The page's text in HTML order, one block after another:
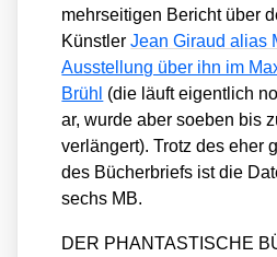
mehr­sei­ti­gen Bericht über
Künst­lerJean Giraud ali­as
Aus­stel­lung über ihn im
Brühl (die läuft eigent­lich
ar, wur­de aber soeben bis
ver­län­gert). Trotz des eher
des Bücher­briefs ist die
sechs MB.
DER PHANTASTISCHE